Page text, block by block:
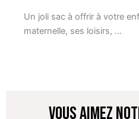
Un joli sac à offrir à votre
maternelle, ses loisirs, …
VOUS AIMEZ